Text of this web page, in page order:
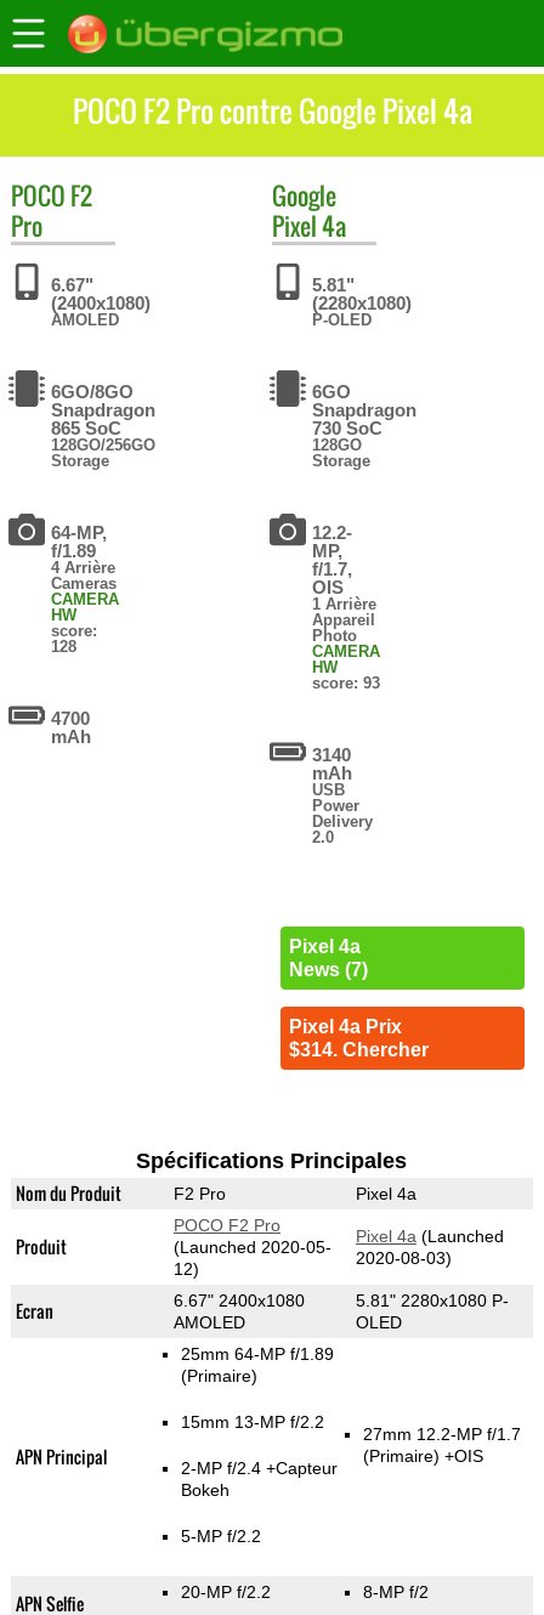
POCO F2 Pro contre Google Pixel 4a
POCO F2
Pro
6.67"
(2400x1080)
AMOLED
6GO/8GO
Snapdragon
865 SoC
128GO/256GO
Storage
64-MP,
f/1.89
4 Arrière
Cameras
CAMERA
HW
score:
128
4700
mAh
Google
Pixel 4a
5.81"
(2280x1080)
P-OLED
6GO
Snapdragon
730 SoC
128GO
Storage
12.2-
MP,
f/1.7,
OIS
1 Arrière
Appareil
Photo
CAMERA
HW
score: 93
3140
mAh
USB
Power
Delivery
2.0
Pixel 4a
News (7)
Pixel 4a Prix
$314. Chercher
Spécifications Principales
Nom du Produit F2 Pro Pixel 4a
Produit
POCO F2 Pro
(Launched 2020-05-
12)
Pixel 4a (Launched
2020-08-03)
Ecran
6.67" 2400x1080
AMOLED
5.81" 2280x1080 P-
OLED
APN Principal
25mm 64-MP f/1.89
(Primaire)
15mm 13-MP f/2.2
2-MP f/2.4 +Capteur
Bokeh
5-MP f/2.2
27mm 12.2-MP f/1.7
(Primaire) +OIS
APN Selfie 20-MP f/2.2 8-MP f/2